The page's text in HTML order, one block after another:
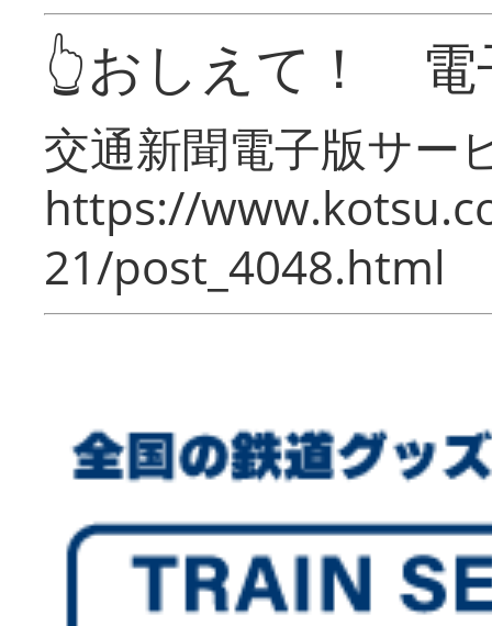
👆おしえて！ 電
交通新聞電子版サー
https://
21/post_4048.html